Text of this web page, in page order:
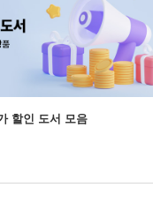
할인 도서 모음